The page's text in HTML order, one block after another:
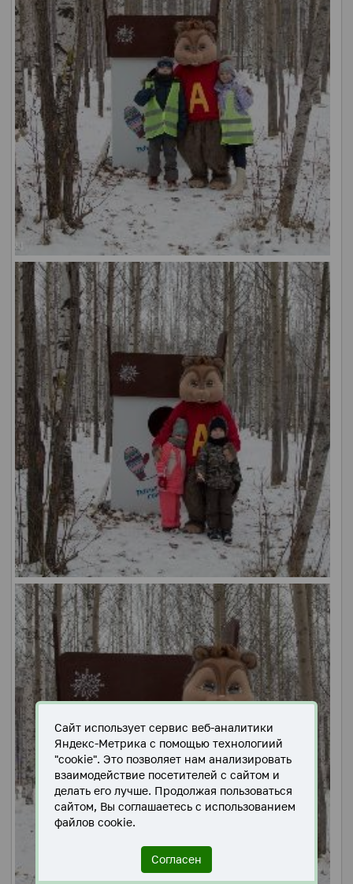
Сайт использует сервис веб-аналитики
Яндекс-Метрика с помощью технологиий
"cookie". Это позволяет нам анализировать
взаимодействие посетителей с сайтом и
делать его лучше. Продолжая пользоваться
сайтом, Вы соглашаетесь с использованием
файлов cookie.
Согласен